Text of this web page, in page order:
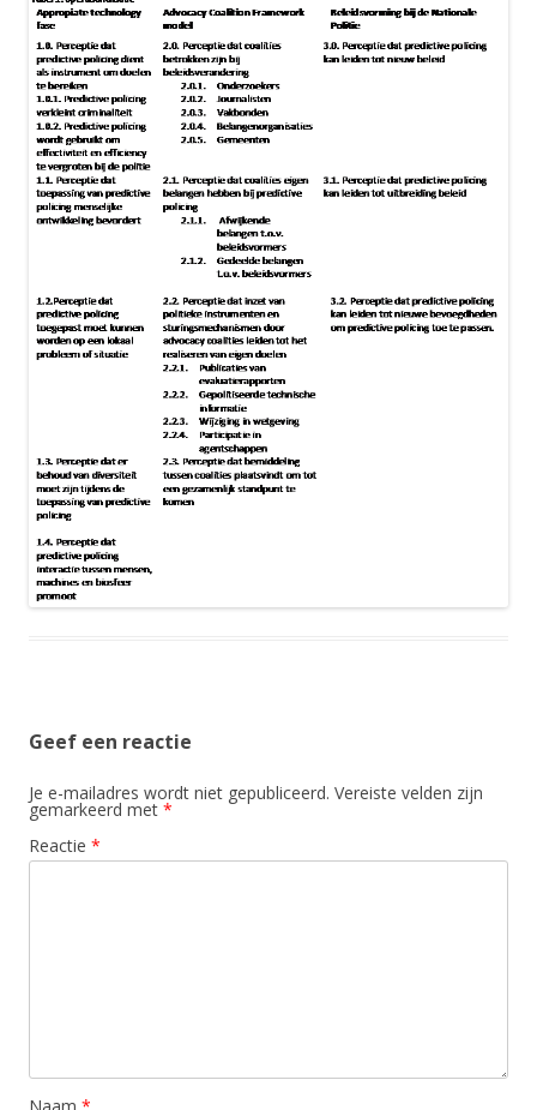
Geef een reactie
Je e-mailadres wordt niet gepubliceerd. Vereiste velden zijn
gemarkeerd met *
Reactie *